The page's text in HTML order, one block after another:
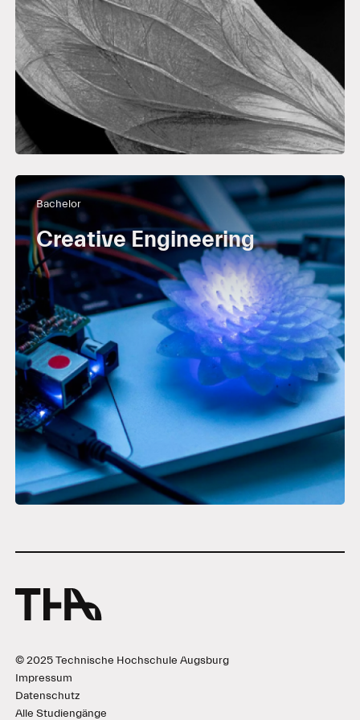
Bachelor
Creative Engineering
© 2025 Technische Hochschule Augsburg
Impressum
Datenschutz
Alle Studiengänge